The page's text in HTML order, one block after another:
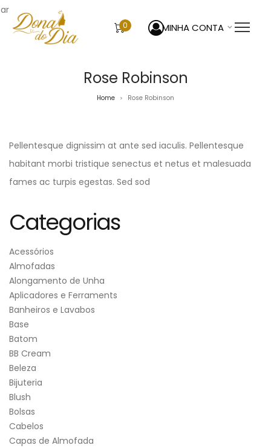
0 MINHA CONTA
Rose Robinson
Home > Rose Robinson
Pellentesque dignissim at ante sed iaculis. Pellentesque
habitant morbi tristique senectus et netus et malesuada
fames ac turpis egestas. Sed sod
Categorias
Acessórios
Almofadas
Alongamento de Unha
Aplicadores e Ferraments
Banheiros e Lavabos
Base
Batom
BB Cream
Beleza
Bijuteria
Blush
Bolsas
Cabelos
Capas de Almofada